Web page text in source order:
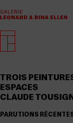
TROIS
ESPACES
CLAUDE
PARUTIONS